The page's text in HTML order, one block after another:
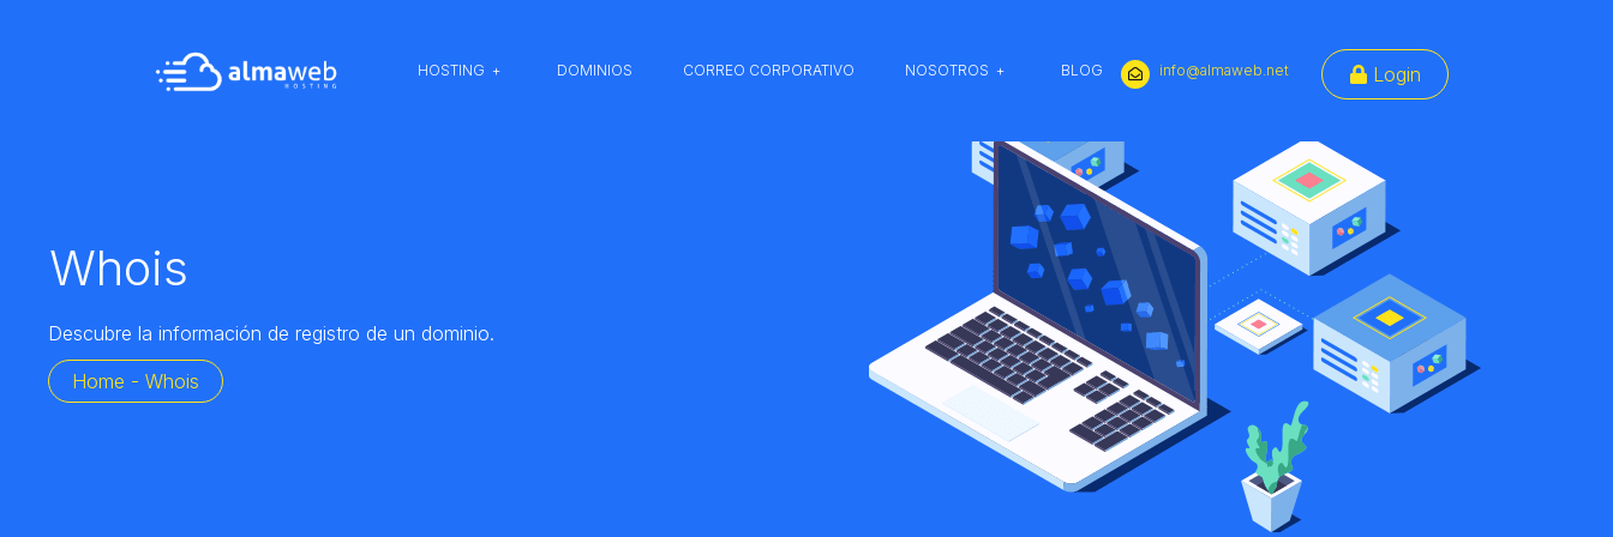
HOSTING DOMINIOS CORREO CORPORATIVO NOSOTROS BLOG info@almaweb.net Login
Whois
Descubre la información de registro de un dominio.
Home - Whois